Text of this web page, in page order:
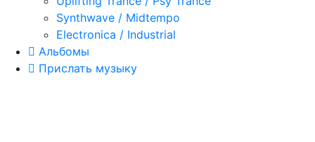
Synthwave / Midtempo
Electronica / Industrial
Альбомы
Прислать музыку